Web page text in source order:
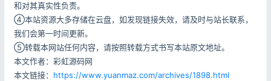
和对其真实性负责。
④本站资源大多存储在云盘，如发现链接失效，请及时与站长联系，
我们会第一时间更新。
⑤转载本网站任何内容，请按照转载方式书写本站原文地址。
本文作者：彩虹源码网
本文链接： https://www.yuanmaz.com/archives/1898.html